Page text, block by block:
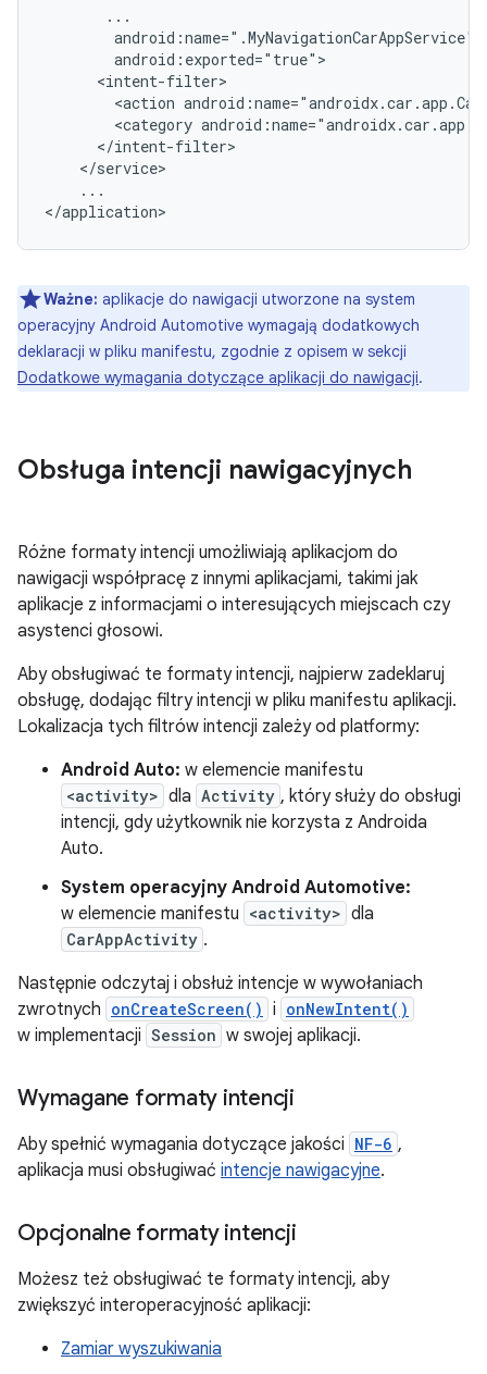
<action
<category
...
Ważne: aplikacje do nawigacji utworzone na system
operacyjny Android Automotive wymagają dodatkowych
deklaracji w pliku manifestu, zgodnie z opisem w sekcji
Dodatkowe wymagania dotyczące aplikacji do nawigacji.
Obsługa intencji nawigacyjnych
Różne formaty intencji umożliwiają aplikacjom do
nawigacji współpracę z innymi aplikacjami, takimi jak
aplikacje z informacjami o interesujących miejscach czy
asystenci głosowi.
Aby obsługiwać te formaty intencji, najpierw zadeklaruj
obsługę, dodając filtry intencji w pliku manifestu aplikacji.
Lokalizacja tych filtrów intencji zależy od platformy:
Android Auto: w elemencie manifestu
<activity> dla Activity , który służy do obsługi
intencji, gdy użytkownik nie korzysta z Androida
Auto.
System operacyjny Android Automotive:
w elemencie manifestu <activity> dla
CarAppActivity .
Następnie odczytaj i obsłuż intencje w wywołaniach
zwrotnych onCreateScreen() i onNewIntent()
w implementacji Session w swojej aplikacji.
Wymagane formaty intencji
Aby spełnić wymagania dotyczące jakości NF-6 ,
aplikacja musi obsługiwać intencje nawigacyjne.
Opcjonalne formaty intencji
Możesz też obsługiwać te formaty intencji, aby
zwiększyć interoperacyjność aplikacji:
Zamiar wyszukiwania